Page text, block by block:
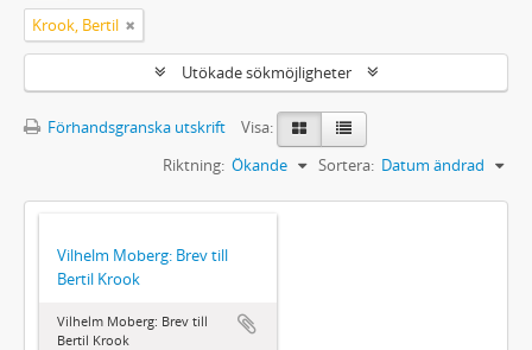
Krook, Bertil
Utökade sökmöjligheter
Förhandsgranska utskrift
Visa:
Sortera: Datum ändrad
Riktning: Ökande
Vilhelm Moberg: Brev till
Bertil Krook
Vilhelm Moberg: Brev till
Bertil Krook